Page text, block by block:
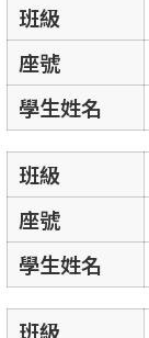
班級
座號
學生姓名
班級
座號
學生姓名
班級